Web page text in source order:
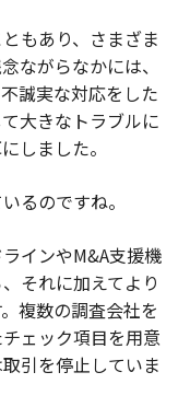
もあり、さまざま
ながらなかには、
誠実な対応をした
大きなトラブルに
しました。
るのですね。
インやM&A支援機
それに加えてより
複数の調査会社を
ェック項目を用意
引を停止していま